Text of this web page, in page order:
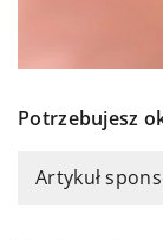
Potrzebujesz
Artykuł